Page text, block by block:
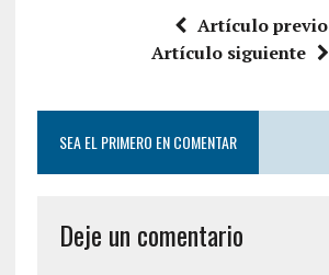
Artículo previo
Artículo siguiente
SEA EL PRIMERO EN COMENTAR
Deje un comentario